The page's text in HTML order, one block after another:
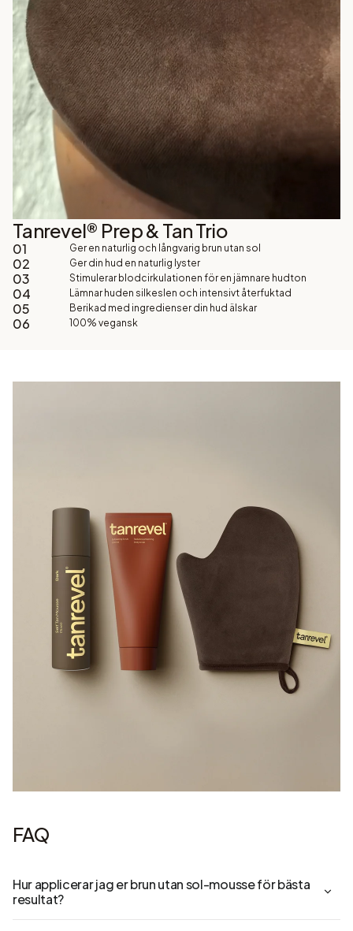
Tanrevel® Prep & Tan Trio
01 Ger en naturlig och långvarig brun utan sol
02 Ger din hud en naturlig lyster
03 Stimulerar blodcirkulationen för en jämnare hudton
04 Lämnar huden silkeslen och intensivt återfuktad
05 Berikad med ingredienser din hud älskar
06 100% vegansk
FAQ
Hur applicerar jag er brun utan sol-mousse för bästa
resultat?